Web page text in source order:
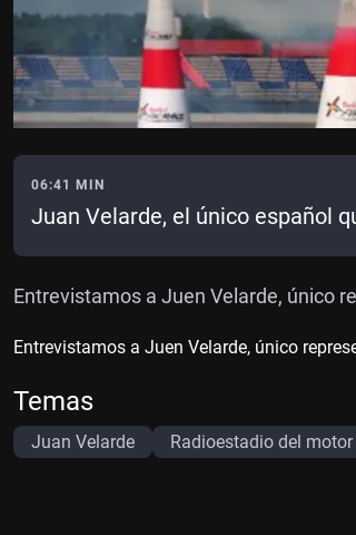
06:41 MIN
Juan Velarde, el único español
Entrevistamos a Juen Velarde, único
Entrevistamos a Juen Velarde, único
Temas
Juan Velarde Radioestadio del motor